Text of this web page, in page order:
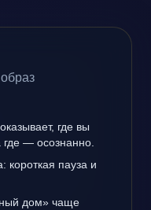
где вы
где — осознанно.
короткая пауза и
дом» чаще